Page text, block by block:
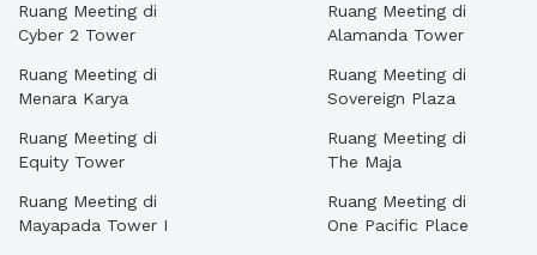
Ruang Meeting di
Cyber 2 Tower
Ruang Meeting di
Menara Karya
Ruang Meeting di
Equity Tower
Ruang Meeting di
Mayapada Tower I
Ruang Meeting di
Alamanda Tower
Ruang Meeting di
Sovereign Plaza
Ruang Meeting di
The Maja
Ruang Meeting di
One Pacific Place